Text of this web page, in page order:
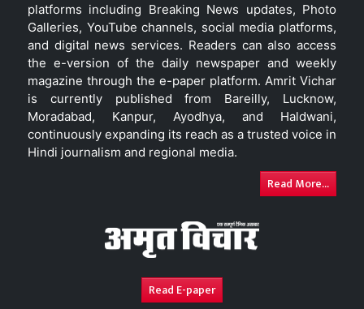
platforms including Breaking News updates, Photo
Galleries, YouTube channels, social media platforms,
and digital news services. Readers can also access
the e-version of the daily newspaper and weekly
magazine through the e-paper platform. Amrit Vichar
is currently published from Bareilly, Lucknow,
Moradabad, Kanpur, Ayodhya, and Haldwani,
continuously expanding its reach as a trusted voice in
Hindi journalism and regional media.
Read More...
Read E-paper